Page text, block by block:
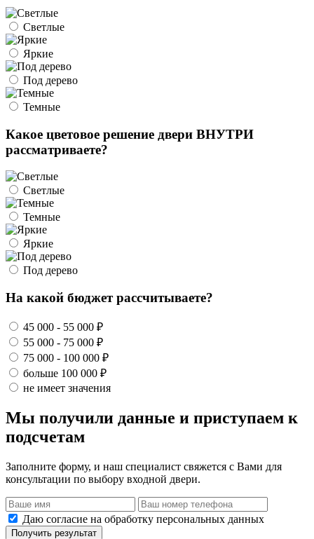
Светлые
Яркие
Под дерево
Темные
Какое цветовое решение двери ВНУТРИ
рассматриваете?
Светлые
Темные
Яркие
Под дерево
На какой бюджет рассчитываете?
45 000 - 55 000 ₽
55 000 - 75 000 ₽
75 000 - 100 000 ₽
больше 100 000 ₽
не имеет значения
Мы получили данные и приступаем к
подсчетам
Заполните форму, и наш специалист свяжется с Вами для
консультации по выбору входной двери.
Даю согласие на обработку персональных данных
Получить результат